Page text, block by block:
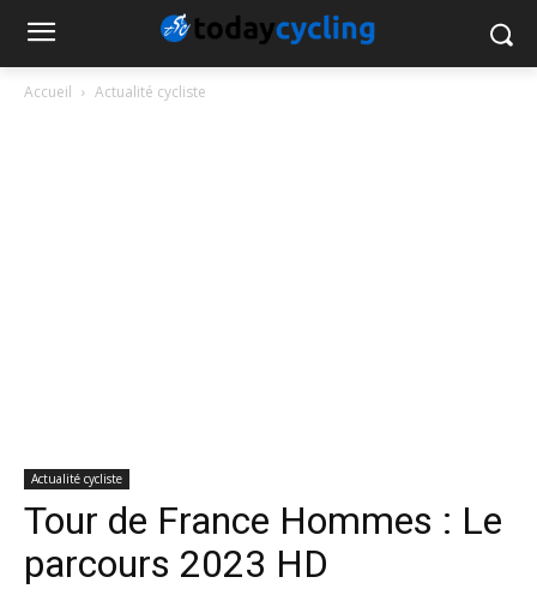
Accueil Actualité cycliste
Actualité cycliste
Tour de France Hommes : Le
parcours 2023 HD